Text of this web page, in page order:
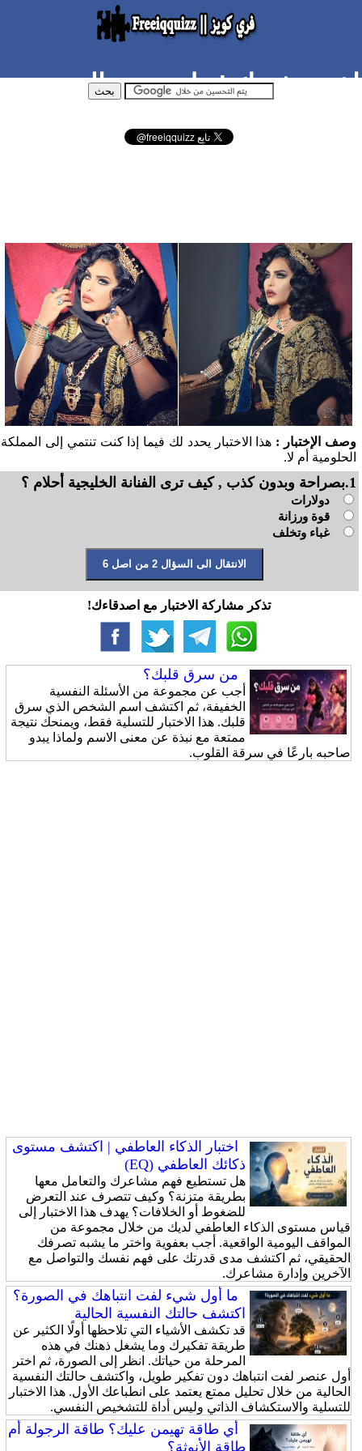
اختبر نفسك ! هل تنتمي إلى
وصف الإختبار : هذا الاختبار يحدد لك فيما إذا كنت تنتمي إلى المملكة
الحلومية أم لا.
1.بصراحة وبدون كذب , كيف ترى الفنانة الخليجية أحلام ؟
دولارات
قوة ورزانة
غباء وتخلف
تذكر مشاركة الاختبار مع اصدقاءك!
من سرق قلبك؟
أجب عن مجموعة من الأسئلة النفسية
الخفيفة، ثم اكتشف اسم الشخص الذي سرق
قلبك. هذا الاختبار للتسلية فقط، ويمنحك نتيجة
ممتعة مع نبذة عن معنى الاسم ولماذا يبدو
صاحبه بارعًا في سرقة القلوب.
اختبار الذكاء العاطفي | اكتشف مستوى
ذكائك العاطفي (EQ)
هل تستطيع فهم مشاعرك والتعامل معها
بطريقة متزنة؟ وكيف تتصرف عند التعرض
للضغوط أو الخلافات؟ يهدف هذا الاختبار إلى
قياس مستوى الذكاء العاطفي لديك من خلال مجموعة من
المواقف اليومية الواقعية. أجب بعفوية واختر ما يشبه تصرفك
الحقيقي، ثم اكتشف مدى قدرتك على فهم نفسك والتواصل مع
الآخرين وإدارة مشاعرك.
ما أول شيء لفت انتباهك في الصورة؟
اكتشف حالتك النفسية الحالية
قد تكشف الأشياء التي تلاحظها أولًا الكثير عن
طريقة تفكيرك وما يشغل ذهنك في هذه
المرحلة من حياتك. انظر إلى الصورة، ثم اختر
أول عنصر لفت انتباهك دون تفكير طويل، واكتشف حالتك النفسية
الحالية من خلال تحليل ممتع يعتمد على انطباعك الأول. هذا الاختبار
للتسلية والاستكشاف الذاتي وليس أداة للتشخيص النفسي.
أي طاقة تهيمن عليك؟ طاقة الرجولة أم
طاقة الأنوثة؟